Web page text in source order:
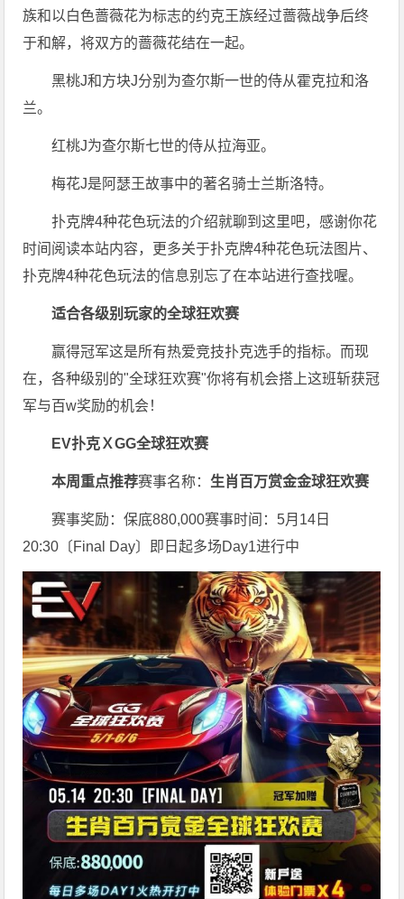
族和以白色蔷薇花为标志的约克王族经过蔷薇战争后终
于和解，将双方的蔷薇花结在一起。
黑桃J和方块J分别为查尔斯一世的侍从霍克拉和洛
兰。
红桃J为查尔斯七世的侍从拉海亚。
梅花J是阿瑟王故事中的著名骑士兰斯洛特。
扑克牌4种花色玩法的介绍就聊到这里吧，感谢你花
时间阅读本站内容，更多关于扑克牌4种花色玩法图片、
扑克牌4种花色玩法的信息别忘了在本站进行查找喔。
适合各级别玩家的全球狂欢赛
赢得冠军这是所有热爱竞技扑克选手的指标。而现
在，各种级别的"全球狂欢赛"你将有机会搭上这班斩获冠
军与百w奖励的机会！
EV扑克ＸGG全球狂欢赛
本周重点推荐赛事名称： 生肖百万赏金金球狂欢赛
赛事奖励：保底880,000赛事时间：5月14日
20:30〔Final Day〕即日起多场Day1进行中